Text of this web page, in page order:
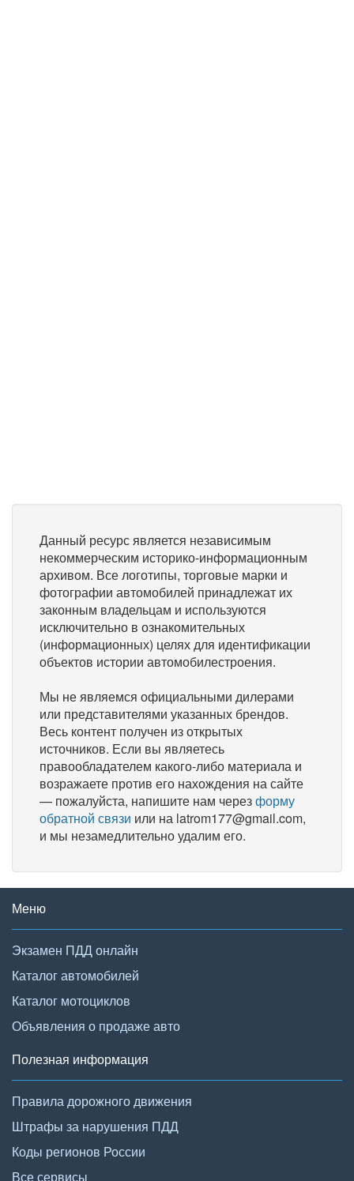
Данный ресурс является независимым
некоммерческим историко-информационным
архивом. Все логотипы, торговые марки и
фотографии автомобилей принадлежат их
законным владельцам и используются
исключительно в ознакомительных
(информационных) целях для идентификации
объектов истории автомобилестроения.
Мы не являемся официальными дилерами
или представителями указанных брендов.
Весь контент получен из открытых
источников. Если вы являетесь
правообладателем какого-либо материала и
возражаете против его нахождения на сайте
— пожалуйста, напишите нам черезформу
обратной связи или на latrom177@gmail.com,
и мы незамедлительно удалим его.
Меню
Экзамен ПДД онлайн
Каталог автомобилей
Каталог мотоциклов
Объявления о продаже авто
Полезная информация
Правила дорожного движения
Штрафы за нарушения ПДД
Коды регионов России
Все сервисы